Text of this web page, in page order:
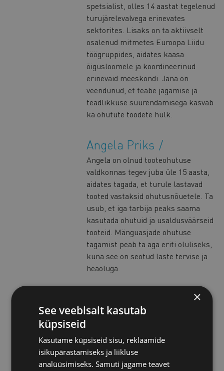
spetsialist, olles 14 aastat tegelenud
turujärelevalvega erinevates
sektorites. Lisaks on ta aktiivselt
osalenud mitmetes Euroopa Liidu
töögruppides, aidates kaasa
õigusloomele ja koordineerinud
erinevaid meeskondi. Jana on
veendunud, et teabe jagamise ja
teadlikkuse suurendamisega kasvab
ka ohutute toodete hulk.
Angela Priks
Angela on olnud tooteohutuse
valdkonnas tegev juba üle 15 aasta,
aidates tagada, et turule lastavad
tooted vastaksid ohutusnõuetele. Ta
usub, et iga tarbija peaks saama
kasutada ohutuid ja usaldusväärseid
tooteid. Mänguasjade ohutuse
tagamist peab ta aga eriti oluliseks,
kuna see on seotud laste tervise ja
heaoluga.
Liilia on juba 24 aastat pühendunud
valdkonnas, pakkudes samal ajal
nõu ja tuge nii tarbijatele kui ka
ettevõtjatele erinevates
×
See veebisait kasutab
küpsiseid
Kasutame küpsiseid sisu, reklaamide
isikupärastamiseks ja liikluse
analüüsimiseks. Samuti jagame teavet